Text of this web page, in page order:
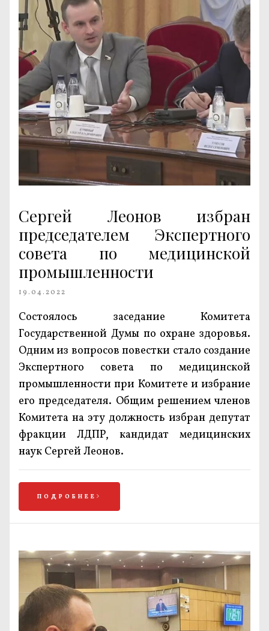
Сергей Леонов избран
председателем Экспертного
совета по медицинской
промышленности
19.04.2022
Состоялось заседание Комитета
Государственной Думы по охране здоровья.
Одним из вопросов повестки стало создание
Экспертного совета по медицинской
промышленности при Комитете и избрание
его председателя. Общим решением членов
Комитета на эту должность избран депутат
фракции ЛДПР, кандидат медицинских
наук Сергей Леонов.
ПОДРОБНЕЕ